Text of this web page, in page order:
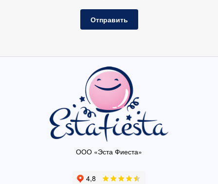
Отправить
ООО «Эста Фиеста»